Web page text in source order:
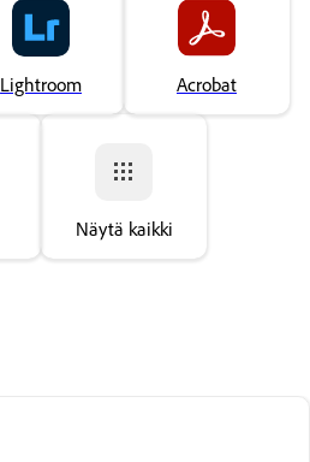
Lightroom Acrobat
Näytä kaikki